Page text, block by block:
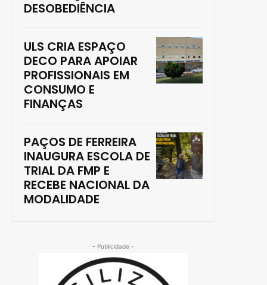
DESOBEDIÊNCIA
ULS CRIA ESPAÇO
DECO PARA APOIAR
PROFISSIONAIS EM
CONSUMO E
FINANÇAS
PAÇOS DE FERREIRA
INAUGURA ESCOLA DE
TRIAL DA FMP E
RECEBE NACIONAL DA
MODALIDADE
- Publicidade -